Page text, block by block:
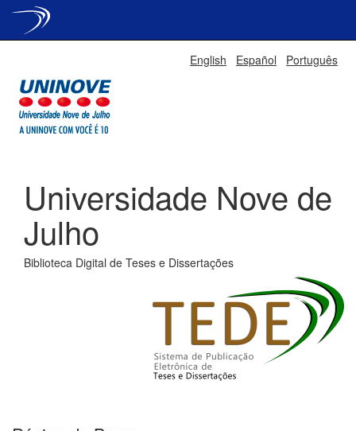
English Español Português
Universidade Nove de
Julho
Biblioteca Digital de Teses e Dissertações